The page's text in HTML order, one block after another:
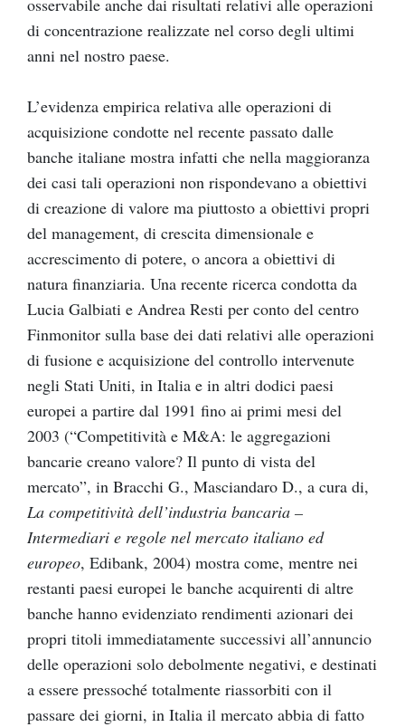
osservabile anche dai risultati relativi alle operazioni
di concentrazione realizzate nel corso degli ultimi
anni nel nostro paese.
L’evidenza empirica relativa alle operazioni di
acquisizione condotte nel recente passato dalle
banche italiane mostra infatti che nella maggioranza
dei casi tali operazioni non rispondevano a obiettivi
di creazione di valore ma piuttosto a obiettivi propri
del management, di crescita dimensionale e
accrescimento di potere, o ancora a obiettivi di
natura finanziaria. Una recente ricerca condotta da
Lucia Galbiati e Andrea Resti per conto del centro
Finmonitor sulla base dei dati relativi alle operazioni
di fusione e acquisizione del controllo intervenute
negli Stati Uniti, in Italia e in altri dodici paesi
europei a partire dal 1991 fino ai primi mesi del
2003 (“Competitività e M&A: le aggregazioni
bancarie creano valore? Il punto di vista del
mercato”, in Bracchi G., Masciandaro D., a cura di,
La competitività dell’industria bancaria –
Intermediari e regole nel mercato italiano ed
europeo, Edibank, 2004) mostra come, mentre nei
restanti paesi europei le banche acquirenti di altre
banche hanno evidenziato rendimenti azionari dei
propri titoli immediatamente successivi all’annuncio
delle operazioni solo debolmente negativi, e destinati
a essere pressoché totalmente riassorbiti con il
passare dei giorni, in Italia il mercato abbia di fatto